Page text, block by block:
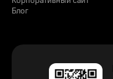
Блог